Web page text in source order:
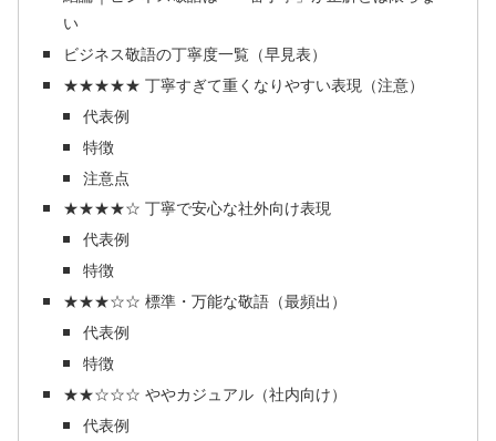
い
ビジネス敬語の丁寧度一覧（早見表）
★★★★★ 丁寧すぎて重くなりやすい表現（注意）
代表例
特徴
注意点
★★★★☆ 丁寧で安心な社外向け表現
代表例
特徴
★★★☆☆ 標準・万能な敬語（最頻出）
代表例
特徴
★★☆☆☆ ややカジュアル（社内向け）
代表例